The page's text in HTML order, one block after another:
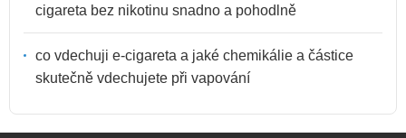
cigareta bez nikotinu snadno a pohodlně
co vdechuji e-cigareta a jaké chemikálie a částice
skutečně vdechujete při vapování